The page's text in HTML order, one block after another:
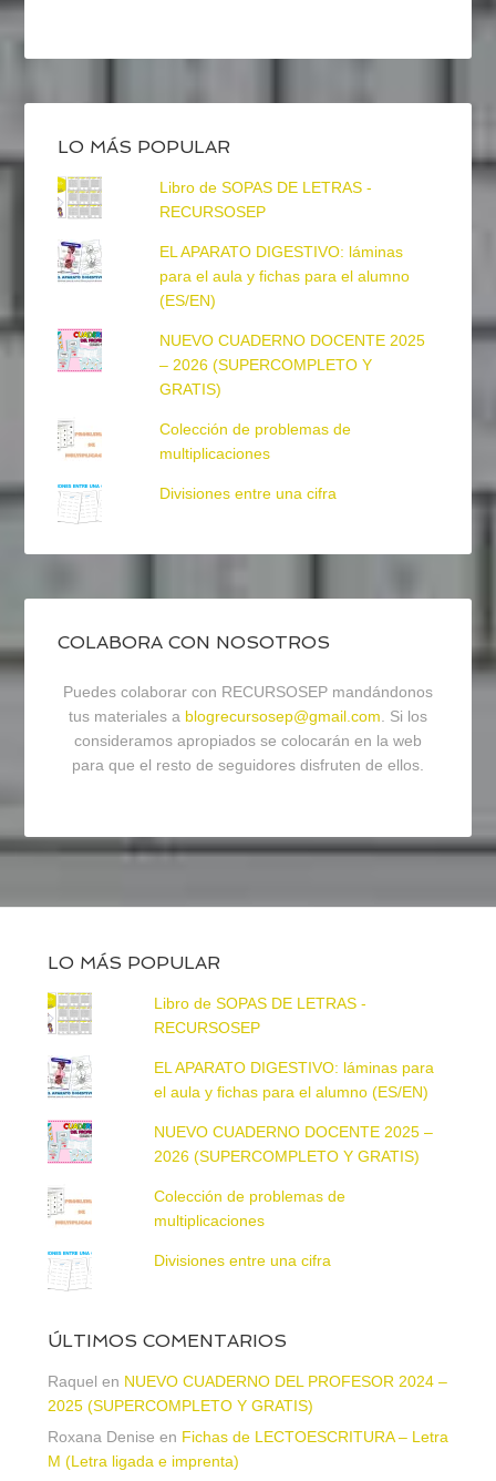
LO MÁS POPULAR
Libro de SOPAS DE LETRAS -
RECURSOSEP
EL APARATO DIGESTIVO: láminas
para el aula y fichas para el alumno
(ES/EN)
NUEVO CUADERNO DOCENTE 2025
– 2026 (SUPERCOMPLETO Y
GRATIS)
Colección de problemas de
multiplicaciones
Divisiones entre una cifra
COLABORA CON NOSOTROS
Puedes colaborar con RECURSOSEP mandándonos
tus materiales a blogrecursosep@gmail.com. Si los
consideramos apropiados se colocarán en la web
para que el resto de seguidores disfruten de ellos.
LO MÁS POPULAR
Libro de SOPAS DE LETRAS -
RECURSOSEP
EL APARATO DIGESTIVO: láminas para
el aula y fichas para el alumno (ES/EN)
NUEVO CUADERNO DOCENTE 2025 –
2026 (SUPERCOMPLETO Y GRATIS)
Colección de problemas de
multiplicaciones
Divisiones entre una cifra
ÚLTIMOS COMENTARIOS
Raquel en NUEVO CUADERNO DEL PROFESOR 2024 –
2025 (SUPERCOMPLETO Y GRATIS)
Roxana Denise en Fichas de LECTOESCRITURA – Letra
M (Letra ligada e imprenta)